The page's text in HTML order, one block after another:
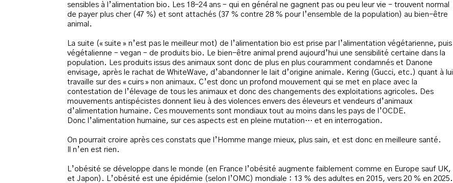
sensibles à l’alimentation bio. Les 18-24 ans – qui en général ne gagnent pas ou peu leur vie – trouvent normal
de payer plus cher (47 %) et sont attachés (37 % contre 28 % pour l’ensemble de la population) au bien-être
animal.
La suite (« suite » n’est pas le meilleur mot) de l’alimentation bio est prise par l’alimentation végétarienne, puis
végétalienne – vegan – de produits bio. Le bien-être animal prend aujourd’hui une sensibilité certaine dans la
population. Les produits issus des animaux sont donc de plus en plus couramment condamnés et Danone
envisage, après le rachat de WhiteWave, d’abandonner le lait d’origine animale. Kering (Gucci, etc.) quant à lui
travaille sur des « cuirs » non animaux. C’est donc un profond mouvement qui se met en place avec la
contestation de l’élevage de tous les animaux et donc des changements des exploitations agricoles. Des
mouvements antispécistes donnent lieu à des violences envers des éleveurs et vendeurs d’animaux
d’alimentation humaine. Ces mouvements sont mondiaux tout au moins dans les pays de l’OCDE.
Donc l’alimentation humaine, sur ces aspects est en pleine mutation… et en interrogation.
On pourrait croire après ces constats que l’Homme mange mieux, plus sain, et est donc en meilleure santé.
Il n’en est rien.
L’obésité se développe dans le monde (en France l’obésité augmente faiblement comme en Europe sauf UK,
et Japon). L’obésité est une épidémie (selon l’OMC) mondiale : 13 % des adultes en 2015, vers 20 % en 2025.